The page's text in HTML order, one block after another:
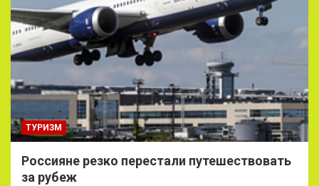
ТУРИЗМ
Россияне резко перестали путешествовать
за рубеж